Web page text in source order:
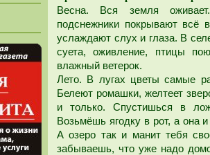
Весна. Вся земля
подснежники покрывают всё
услаждают слух и глаза. В
суета, оживление, птицы
влажный ветерок.
Лето. В лугах цветы самые
Белеют ромашки, желтеет
и только. Спустишься в
Возьмёшь ягодку в рот, а она
А озеро так и манит тебя
забываешь, что уже надо